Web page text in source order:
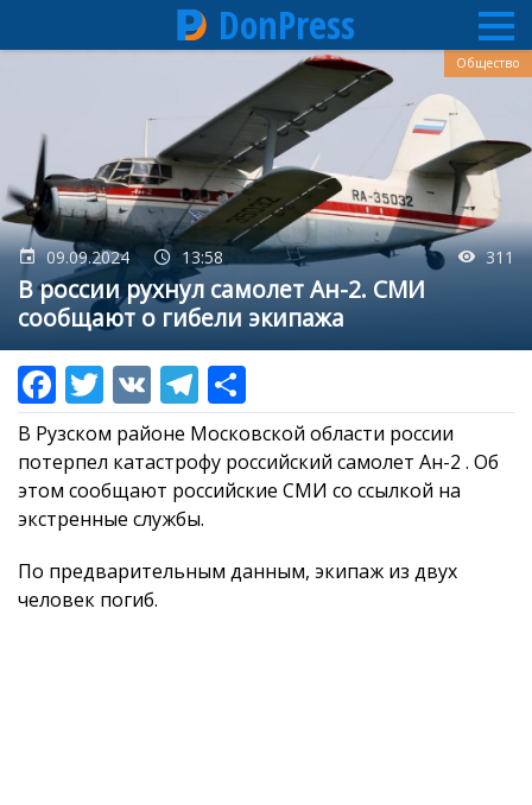
содержанию
DonPress
09.09.2024 13:58 311
В россии рухнул самолет Ан-2. СМИ
сообщают о гибели экипажа
Общество
В Рузском районе Московской области россии
потерпел катастрофу российский самолет Ан-2 . Об
этом сообщают российские СМИ со ссылкой на
экстренные службы.
По предварительным данным, экипаж из двух
человек погиб.